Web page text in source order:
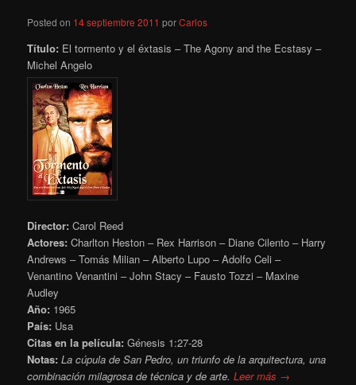
Posted on 14 septiembre 2011 porCarlos
Título: El tormento y el éxtasis – The Agony and the Ecstasy –
Michel Angelo
Director: Carol Reed
Actores: Charlton Heston – Rex Harrison – Diane Cilento – Harry
Andrews – Tomás Milian – Alberto Lupo – Adolfo Celi –
Venantino Venantini – John Stacy – Fausto Tozzi – Maxine
Audley
Año: 1965
País: Usa
Citas en la película: Génesis 1:27-28
Notas:La cúpula de San Pedro, un triunfo de la arquitectura, una
combinación milagrosa de técnica y de arte.Leer más →